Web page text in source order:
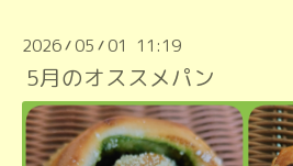
2026/05 /01 11:19
5月のオススメパン